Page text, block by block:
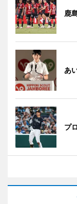
鹿
あ
プ